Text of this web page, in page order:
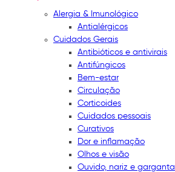
Alergia & Imunológico
Antialérgicos
Cuidados Gerais
Antibióticos e antivirais
Antifúngicos
Bem-estar
Circulação
Corticoides
Cuidados pessoais
Curativos
Dor e inflamação
Olhos e visão
Ouvido, nariz e garganta